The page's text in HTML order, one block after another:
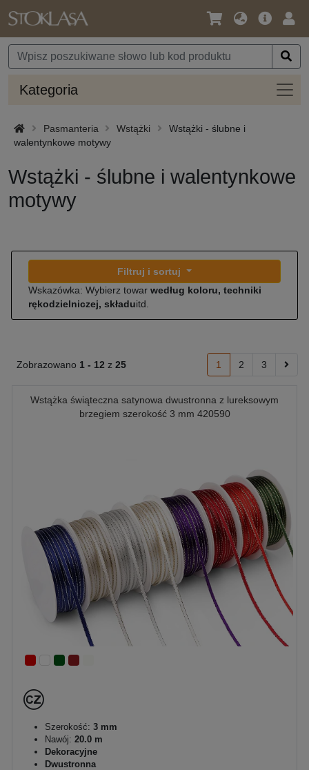
Język
Waluta
Oferta
Kategoria
Pasmanteria Wstążki
Wstążki - ślubne i
walentynkowe motywy
Wstążki - ślubne i walentynkowe
motywy
Filtruj i sortuj
Wskazówka: Wybierz towar według koloru, techniki
rękodzielniczej, składuitd.
Zobrazowano 1 - 12 z 25 1 2 3
Wstążka świąteczna satynowa dwustronna z lureksowym
brzegiem szerokość 3 mm 420590
Szerokość: 3 mm
Nawój: 20.0 m
Dekoracyjne
Dwustronna